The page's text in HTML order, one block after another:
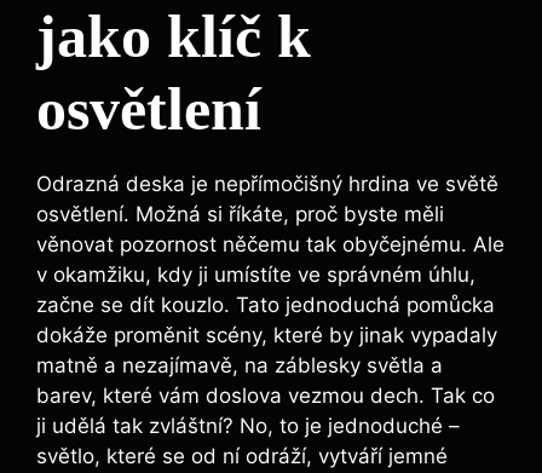
‌jako klíč k
osvětlení
Odrazná deska⁢ je nepřímočišný hrdina ‍ve světě
osvětlení.‌ Možná ‍si říkáte, proč⁢ byste měli
věnovat pozornost⁤ něčemu tak obyčejnému. Ale
⁤v⁣ okamžiku, ​kdy ji‍ umístíte ve správném úhlu,
začne se ‌dít kouzlo.‌ Tato ⁢jednoduchá ‌pomůcka
dokáže proměnit scény, které⁢ by jinak vypadaly
matně⁤ a nezajímavě, na záblesky světla a‌
barev, které vám doslova‌ vezmou dech. Tak co
ji udělá tak zvláštní? No, to je‌ jednoduché –
světlo, které se od ní⁣ odráží, vytváří jemné